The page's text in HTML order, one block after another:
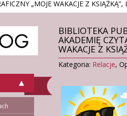
„MOJE WAKACJE Z
BIBLIOTEKA
AKADEMIĘ
WAKACJE Z
Kategoria: Relacje,